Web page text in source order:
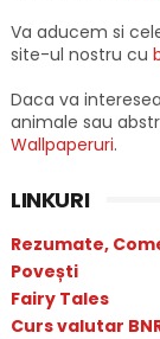
Va aducem si
site-ul nostru cu
Daca va
animale sau
Wallpaperuri.
LINKURI
Rezumate,
Povești
Fairy Tales
Curs valutar